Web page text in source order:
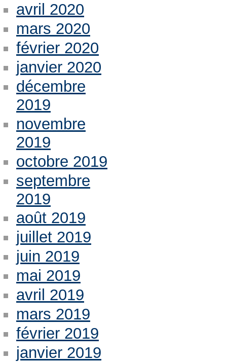
avril 2020
mars 2020
février 2020
janvier 2020
décembre
2019
novembre
2019
octobre 2019
septembre
2019
août 2019
juillet 2019
juin 2019
mai 2019
avril 2019
mars 2019
février 2019
janvier 2019